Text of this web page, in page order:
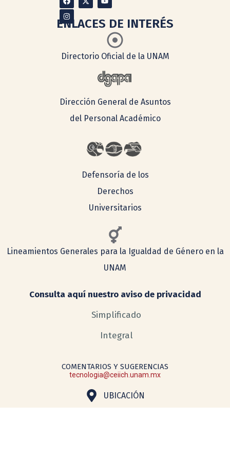
ENLACES DE INTERÉS
Directorio Oficial de la UNAM
Dirección General de Asuntos
del Personal Académico
Defensoría de los
Derechos
Universitarios
Lineamientos Generales para la Igualdad de Género en la
UNAM
Consulta aquí nuestro aviso de privacidad
Simplificado
Integral
COMENTARIOS Y SUGERENCIAS
UBICACIÓN
tecnologia@ceiich.unam.mx